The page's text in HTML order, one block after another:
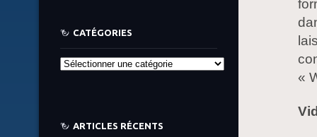
«
CATÉGORIES
Catégories
ARTICLES RÉCENTS